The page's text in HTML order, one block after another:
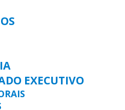
EXECUTIVO